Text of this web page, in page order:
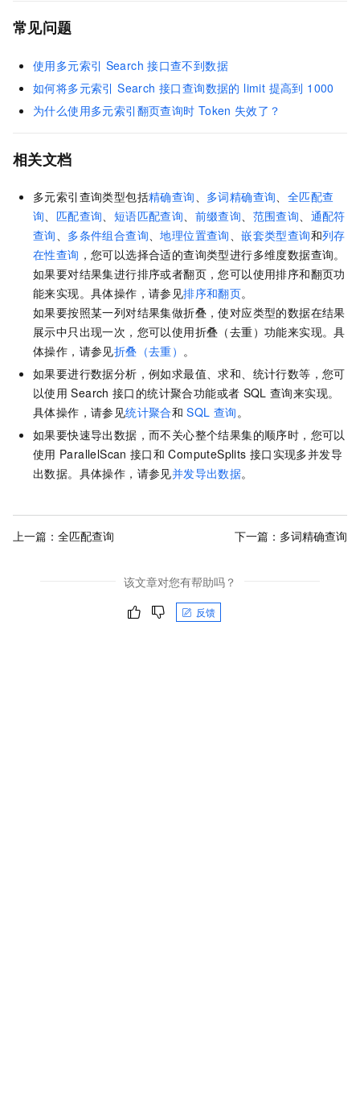
常见问题
使用多元索引 Search 接口查不到数据
如何将多元索引 Search 接口查询数据的 limit 提高到 1000
为什么使用多元索引翻页查询时 Token 失效了？
相关文档
多元索引查询类型包括精确查询 多词精确查询
全匹配查
询
匹配查询 短语匹配查询 前缀查询 范围查询
通配符
查询
多条件组合查询 、地理位置查询 、嵌套类型查询和列存
在性查询 ，您可以选择合适的查询类型进行多维度数据查询。
如果要对结果集进行排序或者翻页，您可以使用排序和翻页功
能来实现。具体操作，请参见排序和翻页。
如果要按照某一列对结果集做折叠，使对应类型的数据在结果
展示中只出现一次，您可以使用折叠（去重）功能来实现。具
体操作，请参见折叠（去重） 。
如果要进行数据分析，例如求最值、求和、统计行数等，您可
以使用 Search 接口的统计聚合功能或者 SQL 查询来实现。
具体操作，请参见统计聚合和 SQL 查询 。
如果要快速导出数据，而不关心整个结果集的顺序时，您可以
使用 ParallelScan 接口和 ComputeSplits 接口实现多并发导
出数据。具体操作，请参见并发导出数据。
上一篇： 全匹配查询 下一篇： 多词精确查询
该文章对您有帮助吗？
反馈